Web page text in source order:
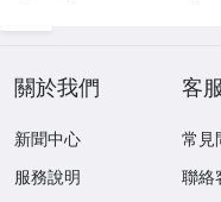
關於我們
新聞中心
服務說明
客
常見
聯絡